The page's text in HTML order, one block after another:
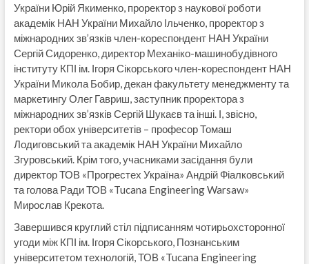
України Юрій Якименко, проректор з наукової роботи
академік НАН України Михайло Ільченко, проректор з
міжнародних зв’язків член-кореспондент НАН України
Сергій Сидоренко, директор Механіко-машинобудівного
інституту КПІ ім. Ігоря Сікорського член-кореспондент НАН
України Микола Бобир, декан факультету менеджменту та
маркетингу Олег Гавриш, заступник проректора з
міжнародних зв’язків Сергій Шукаєв та інші. І, звісно,
ректори обох університетів – професор Томаш
Лодиговський та академік НАН України Михайло
Згуровський. Крім того, учасниками засідання були
директор ТОВ «Прогрестех Україна» Андрій Фіалковський
та голова Ради ТОВ «Tucana Engineering Warsaw»
Мирослав Крекота.
Завершився круглий стіл підписанням чотирьохсторонної
угоди між КПІ ім. Ігоря Сікорського, Познанським
університетом технологій, ТОВ «Tucana Engineering